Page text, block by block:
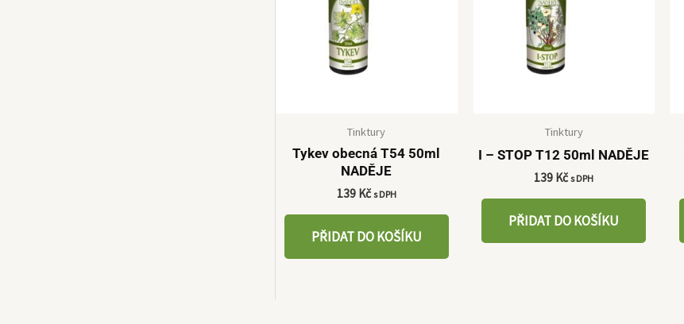
Tinktury
Tykev obecná T54 50ml
NADĚJE
139 Kč s DPH
PŘIDAT DO KOŠÍKU
Tinktury
I – STOP T12 50ml NADĚJE
139 Kč s DPH
PŘIDAT DO KOŠÍKU